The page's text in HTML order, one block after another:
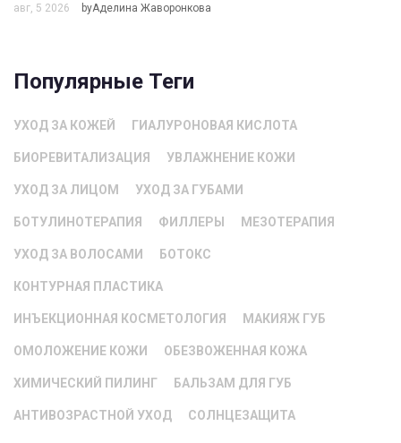
авг, 5 2026 byАделина Жаворонкова
Популярные Теги
УХОД ЗА КОЖЕЙ ГИАЛУРОНОВАЯ КИСЛОТА
БИОРЕВИТАЛИЗАЦИЯ УВЛАЖНЕНИЕ КОЖИ
УХОД ЗА ЛИЦОМ УХОД ЗА ГУБАМИ
БОТУЛИНОТЕРАПИЯ ФИЛЛЕРЫ МЕЗОТЕРАПИЯ
УХОД ЗА ВОЛОСАМИ БОТОКС
КОНТУРНАЯ ПЛАСТИКА
ИНЪЕКЦИОННАЯ КОСМЕТОЛОГИЯ МАКИЯЖ ГУБ
ОМОЛОЖЕНИЕ КОЖИ ОБЕЗВОЖЕННАЯ КОЖА
ХИМИЧЕСКИЙ ПИЛИНГ БАЛЬЗАМ ДЛЯ ГУБ
АНТИВОЗРАСТНОЙ УХОД СОЛНЦЕЗАЩИТА